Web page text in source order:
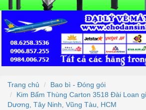
Trang chủ
Bao bì - Đóng gói
Kim Bấm Thùng Carton 3518 Đài Loan
Dương, Tây Ninh, Vũng Tàu, HCM